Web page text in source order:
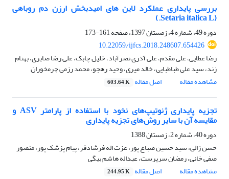
بررسی پایداری عملکرد لاین های امیدبخش ارزن دم روباهی
(Setaria italica L.)
دوره 49، شماره 4، زمستان 1397، صفحه
161-173
10.22059/ijfcs.2018.248607.654426
رضا عطایی، علی مقدم، علی آذری نصرآباد، خلیل چابک، علی رضا صابری، بهنام
زند، سید علی طباطبایی، خالد میری، وحید رهجو، محمد رزمی چرمخوران
مشاهده مقاله
اصل مقاله 603.64 K
تجزیه پایداری ژنوتیپ‌های نخود با استفاده از پارامتر ASV و
مقایسه آن با سایر روش‌های تجزیه پایداری
دوره 40، شماره 2، زمستان 1388
حسن زالی، سید حسین صباغ پور، عزت اله فرشادفر، پیام پزشک پور، منصور
صفی خانی، رمضان سرپرست، عبداله هاشم بیگی
مشاهده مقاله
اصل مقاله 244.95 K